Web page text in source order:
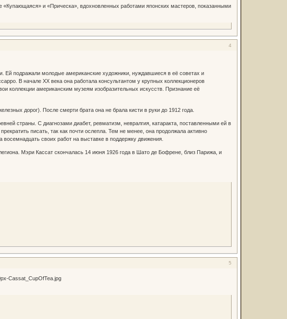
и «Прическа», вдохновленных работами японских мастеров, показанными
4
подражали молодые американские художники, нуждавшиеся в её советах и
В начале XX века она работала консультантом у крупных коллекционеров
коллекции американским музеям изобразительных искусств. Признание её
дорог). После смерти брата она не брала кисти в руки до 1912 года.
страны. С диагнозами диабет, ревматизм, невралгия, катаракта, поставленными ей в
писать, так как почти ослепла. Тем не менее, она продолжала активно
своих работ на выставке в поддержку движения.
Мэри Кассат скончалась 14 июня 1926 года в Шато де Бофрене, близ Парижа, и
5